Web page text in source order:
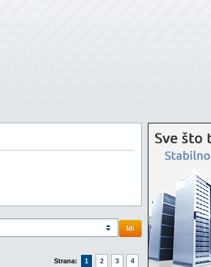
Idi
Strana: 1 2 3 4